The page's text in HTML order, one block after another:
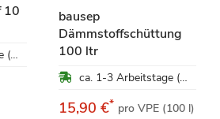
10
ca. 1-3 Arbeitstage (Mo-Fr)
bausep
Dämmstoffschüttung
100 ltr
ca. 1-3 Arbeitstage (Mo-Fr)
15,90 €* pro VPE (100 l)